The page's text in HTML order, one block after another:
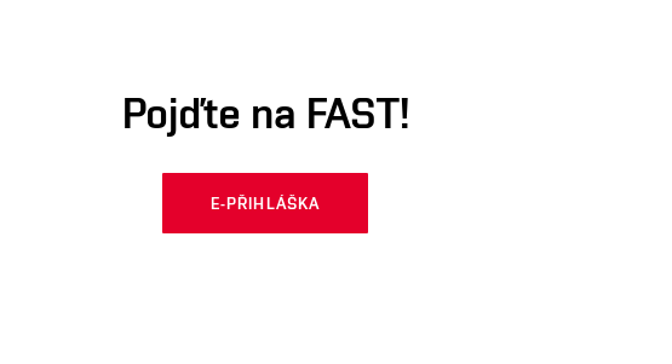
Pojďte na FAST!
E-PŘIHLÁŠKA